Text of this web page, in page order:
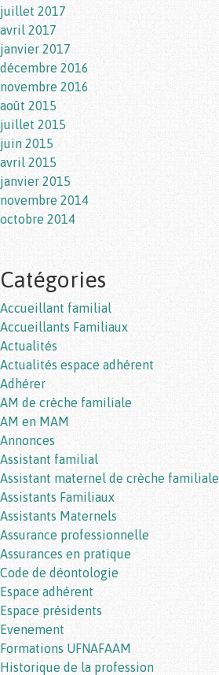
juillet 2017
avril 2017
janvier 2017
décembre 2016
novembre 2016
août 2015
juillet 2015
juin 2015
avril 2015
janvier 2015
novembre 2014
octobre 2014
Catégories
Accueillant familial
Accueillants Familiaux
Actualités
Actualités espace adhérent
Adhérer
AM de crèche familiale
AM en MAM
Annonces
Assistant familial
Assistant maternel de crèche familiale
Assistants Familiaux
Assistants Maternels
Assurance professionnelle
Assurances en pratique
Code de déontologie
Espace adhérent
Espace présidents
Evenement
Formations UFNAFAAM
Historique de la profession